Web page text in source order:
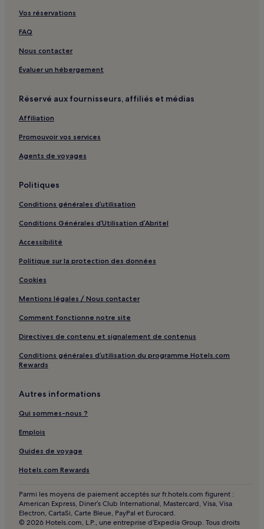
Foncène : hôtels
Saint-Amand-De-Belvès : hôtels
Grèzes : hôtels
Les Taleyrandies : hôtels
La Mouthe : hôtels
Dieudet : hôtels
Vézère : hôtels à proximité
Montignac : hôtels Hôtels avec parking
Montignac : hôtels Hôtels d’affaires
Montignac : hôtels
Le Buisson-de-Cadouin : hôtels Hôtels avec parking
déjeuner gratuit
Le Buisson-de-Cadouin : hôtels
Sarlat-La-Canéda : hôtels Hôtels avec parking
Sarlat-La-Canéda : hôtels Hôtels avec petit-déjeuner
gratuit
Sarlat-La-Canéda : Chambres d’hôtes
Sarlat-La-Canéda : hôtels
Vos réservations
FAQ
Nous contacter
Évaluer un hébergement
Réservé aux fournisseurs, affiliés et médias
Affiliation
Promouvoir vos services
Agents de voyages
Politiques
Conditions générales d’utilisation
Conditions Générales d’Utilisation d’Abritel
Accessibilité
Politique sur la protection des données
Cookies
Mentions légales / Nous contacter
Comment fonctionne notre site
Directives de contenu et signalement de contenus
Conditions générales d’utilisation du programme Hotels.com
Rewards
Autres informations
Qui sommes-nous ?
Emplois
Guides de voyage
Hotels.com Rewards
Parmi les moyens de paiement acceptés sur fr.hotels.com figurent :
American Express, Diner’s Club International, Mastercard, Visa, Visa
Electron, CartaSi, Carte Bleue, PayPal et Eurocard.
© 2026 Hotels.com, L.P., une entreprise d’Expedia Group. Tous droits